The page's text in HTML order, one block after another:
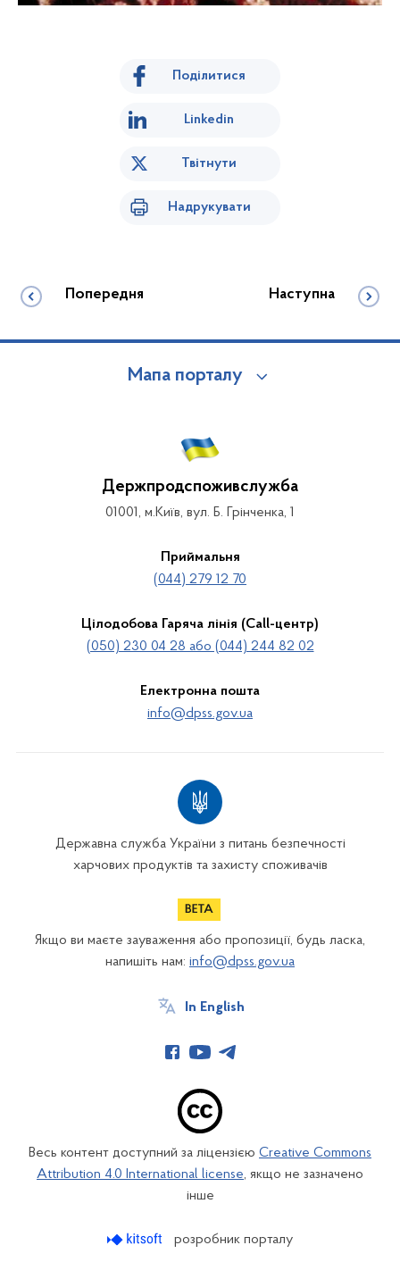
Поділитися
Linkedin
Твітнути
Надрукувати
Попередня Наступна
Мапа порталу
Держпродспоживслужба
01001, м.Київ, вул. Б. Грінченка, 1
Приймальня
(044) 279 12 70
Цілодобова Гаряча лінія (Call-центр)
(050) 230 04 28 або (044) 244 82 02
Електронна пошта
info@dpss.gov.ua
Державна служба України з питань безпечності
харчових продуктів та захисту споживачів
Якщо ви маєте зауваження або пропозиції, будь ласка,
напишіть нам: info@dpss.gov.ua
In English
Весь контент доступний за ліцензією Creative Commons
Attribution 4.0 International license, якщо не зазначено
інше
розробник порталу